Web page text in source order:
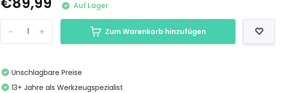
Auf Lager
+
- Zum Warenkorb hinzufügen
Unschlagbare Preise
13+ Jahre als Werkzeugspezialist